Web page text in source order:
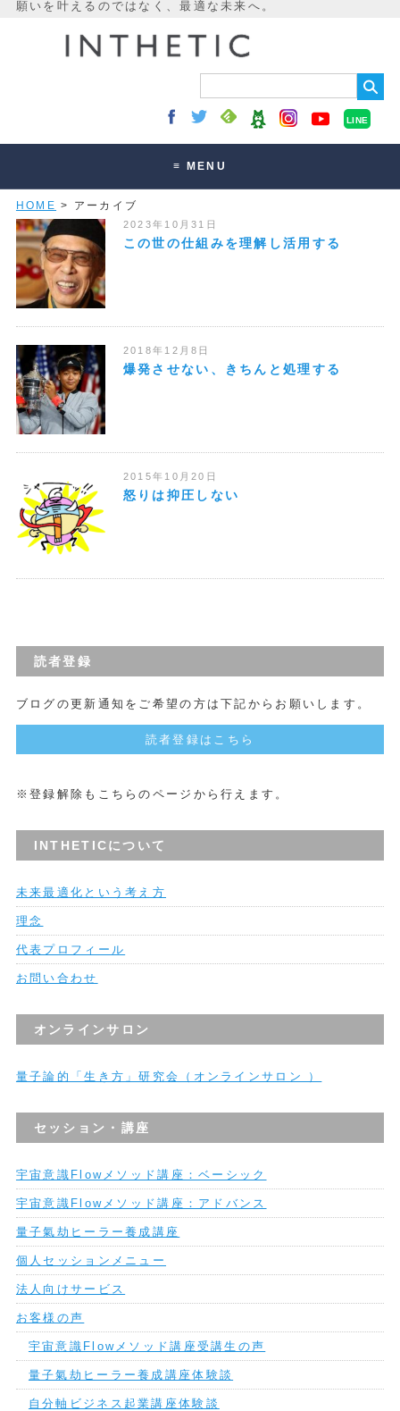
LINE
≡ MENU
講座・セッション
オンラインサロン
HOME > アーカイブ
2023年10月31日
この世の仕組みを理解し活用する
2018年12月8日
爆発させない、きちんと処理する
2015年10月20日
怒りは抑圧しない
読者登録
ブログの更新通知をご希望の方は下記からお願いします。
読者登録はこちら
※登録解除もこちらのページから行えます。
INTHETICについて
未来最適化という考え方
理念
代表プロフィール
お問い合わせ
オンラインサロン
量子論的「生き方」研究会（オンラインサロン ）
セッション・講座
宇宙意識Flowメソッド講座：ベーシック
宇宙意識Flowメソッド講座：アドバンス
量子氣劫ヒーラー養成講座
個人セッションメニュー
法人向けサービス
お客様の声
宇宙意識Flowメソッド講座受講生の声
量子氣劫ヒーラー養成講座体験談
自分軸ビジネス起業講座体験談